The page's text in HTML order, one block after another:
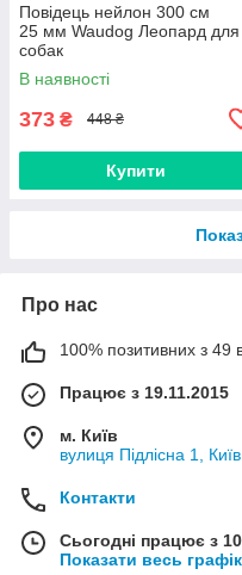
Повідець нейлон 300 cм
25 мм Waudog Леопард для
собак
В наявності
373 ₴ 448 ₴
Купити
Про нас
100% позитивних з 49
Працює з 19.11.2015
м. Київ
вулиця Підлісна 1,
Контакти
Сьогодні працює з
Показати весь